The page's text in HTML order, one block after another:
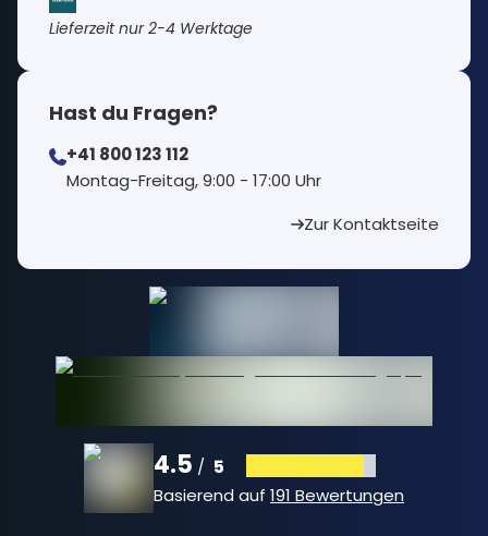
Lieferzeit nur 2-4 Werktage
Hast du Fragen?
+41 800 123 112
⁠Montag-Freitag, 9:00 - 17:00 Uhr
Zur Kontaktseite
4.5 / 5
Basierend auf 191 Bewertungen